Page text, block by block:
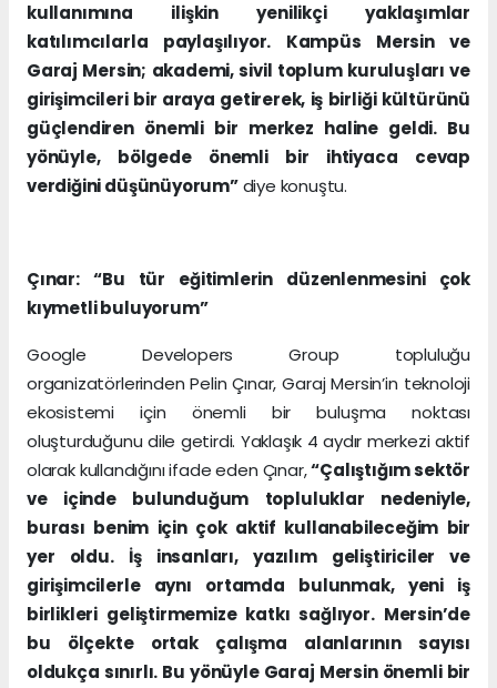
kullanımına ilişkin yenilikçi yaklaşımlar
katılımcılarla paylaşılıyor. Kampüs Mersin ve
Garaj Mersin; akademi, sivil toplum kuruluşları ve
girişimcileri bir araya getirerek, iş birliği kültürünü
güçlendiren önemli bir merkez haline geldi. Bu
yönüyle, bölgede önemli bir ihtiyaca cevap
verdiğini düşünüyorum”diye konuştu.
Çınar: “Bu tür eğitimlerin düzenlenmesini çok
kıymetli buluyorum”
Google Developers Group topluluğu
organizatörlerinden Pelin Çınar, Garaj Mersin’in teknoloji
ekosistemi için önemli bir buluşma noktası
oluşturduğunu dile getirdi. Yaklaşık 4 aydır merkezi aktif
olarak kullandığını ifade eden Çınar,“Çalıştığım sektör
ve içinde bulunduğum topluluklar nedeniyle,
burası benim için çok aktif kullanabileceğim bir
yer oldu. İş insanları, yazılım geliştiriciler ve
girişimcilerle aynı ortamda bulunmak, yeni iş
birlikleri geliştirmemize katkı sağlıyor. Mersin’de
bu ölçekte ortak çalışma alanlarının sayısı
oldukça sınırlı. Bu yönüyle Garaj Mersin önemli bir